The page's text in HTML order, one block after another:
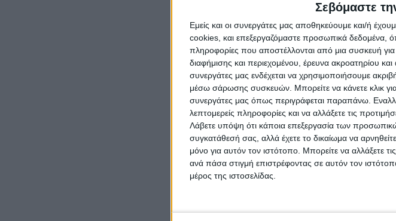
Σεβόμαστε
Εμείς και οι συνεργάτες μας αποθηκεύουμε και/ή
cookies, και επεξεργαζόμαστε προσωπικά δεδομένα,
πληροφορίες που αποστέλλονται από μια συσκευή για
διαφήμισης και περιεχομένου, έρευνα ακροατηρίου
συνεργάτες μας ενδέχεται να χρησιμοποιήσουμε
μέσω σάρωσης συσκευών. Μπορείτε να κάνετε κλικ
συνεργάτες μας όπως περιγράφεται παραπάνω.
λεπτομερείς πληροφορίες και να αλλάξετε τις
Λάβετε υπόψη ότι κάποια επεξεργασία των
συγκατάθεσή σας, αλλά έχετε το δικαίωμα να
μόνο για αυτόν τον ιστότοπο. Μπορείτε να αλλάξετε
ανά πάσα στιγμή επιστρέφοντας σε αυτόν τον
μέρος της ιστοσελίδας.
ΠΕΡΙΓΡΑΦΉ ΑΞΙΟΛΟΓΉΣΕΙΣ (0)
Προσκλητήριο βάπτισης